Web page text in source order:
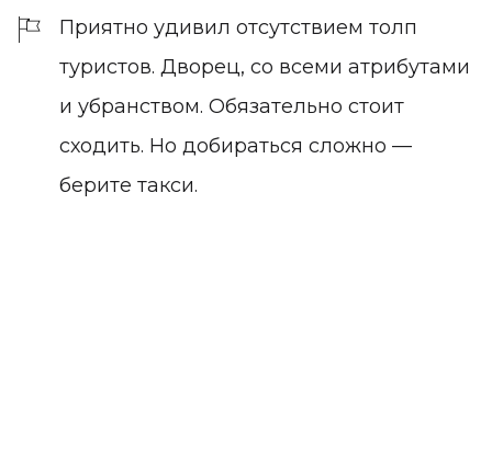
Приятно удивил отсутствием толп
туристов. Дворец, со всеми атрибутами
и убранством. Обязательно стоит
сходить. Но добираться сложно —
берите такси.